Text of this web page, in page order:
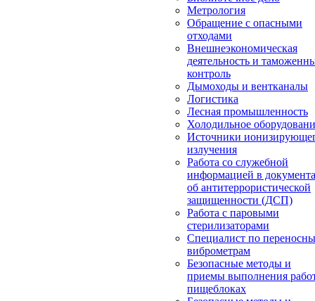
Метрология
Обращение с опасными
отходами
Внешнеэкономическая
деятельность и
контроль
Дымоходы и вентканалы
Логистика
Лесная промышленность
Холодильное
Источники
излучения
Работа со служебной
информацией в
об антитеррористической
защищенности (ДСП)
Работа с паровыми
стерилизаторами
Специалист по
виброметрам
Безопасные методы и
приемы выполнения
пищеблоках